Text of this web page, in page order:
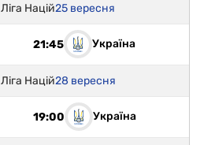
Ліга Націй25 вересня
21:45 Україна
Ліга Націй28 вересня
19:00 Україна